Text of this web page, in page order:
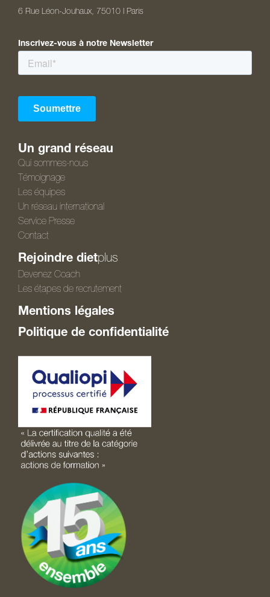
6 Rue Léon-Jouhaux, 75010 I Paris
Inscrivez-vous à notre Newsletter
Un grand réseau
Qui sommes-nous
Témoignage
Les équipes
Un réseau international
Service Presse
Contact
Rejoindre dietplus
Devenez Coach
Les étapes de recrutement
Mentions légales
Politique de confidentialité